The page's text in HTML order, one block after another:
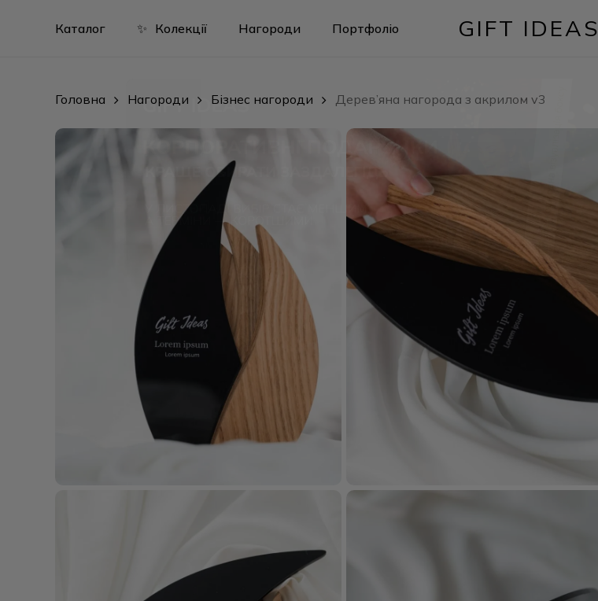
GIFT IDEAS
Каталог ✨ Колекції Нагороди Портфоліо
Головна Нагороди Бізнес нагороди Дерев’яна нагорода з акрилом v3